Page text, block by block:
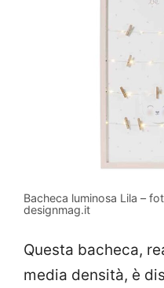
Bacheca luminosa Lila –
designmag.it
Questa bacheca,
media densità, è